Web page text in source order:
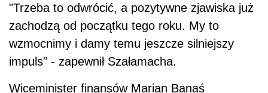
"Trzeba to odwrócić, a pozytywne zjawiska już
zachodzą od początku tego roku. My to
wzmocnimy i damy temu jeszcze silniejszy
impuls" - zapewnił Szałamacha.
Wiceminister finansów Marian Banaś